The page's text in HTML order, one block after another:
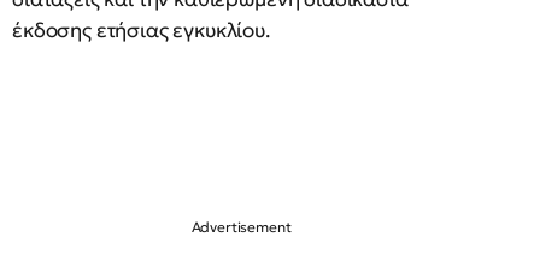
έκδοσης ετήσιας εγκυκλίου.